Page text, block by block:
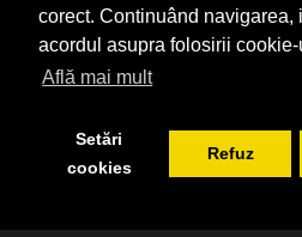
corect. Continuând navigarea,
acordul asupra folosirii cookie-
Află mai mult
Setări
cookies
Refuz